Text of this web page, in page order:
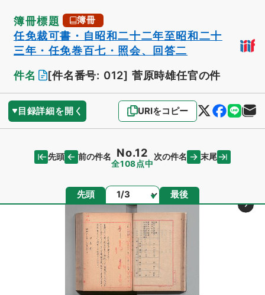
簿冊標題 簿冊
任免裁可書・自昭和二十二年至昭和二十
三年・任免巻百七・照会、回答二
件名
[件名番号: 012] 菅原時雄任官の件
目録詳細を開く URIをコピー
先頭 前の件名 No.12
全108点中
次の件名 末尾
先頭 ページ 最後